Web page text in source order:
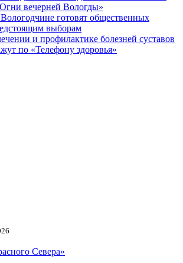
вечерней Вологды»
готовят общественных
выборам
и профилактике болезней суставов
по «Телефону здоровья»